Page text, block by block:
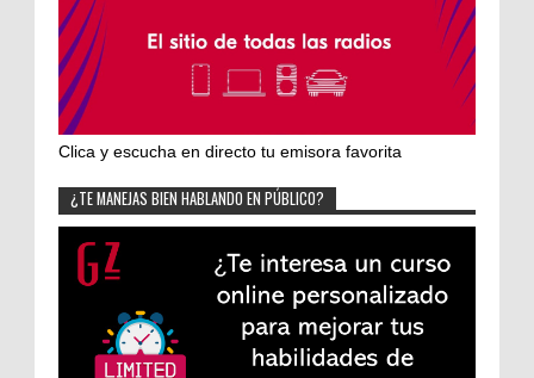
Clica y escucha en directo tu emisora favorita
¿TE MANEJAS BIEN HABLANDO EN PÚBLICO?